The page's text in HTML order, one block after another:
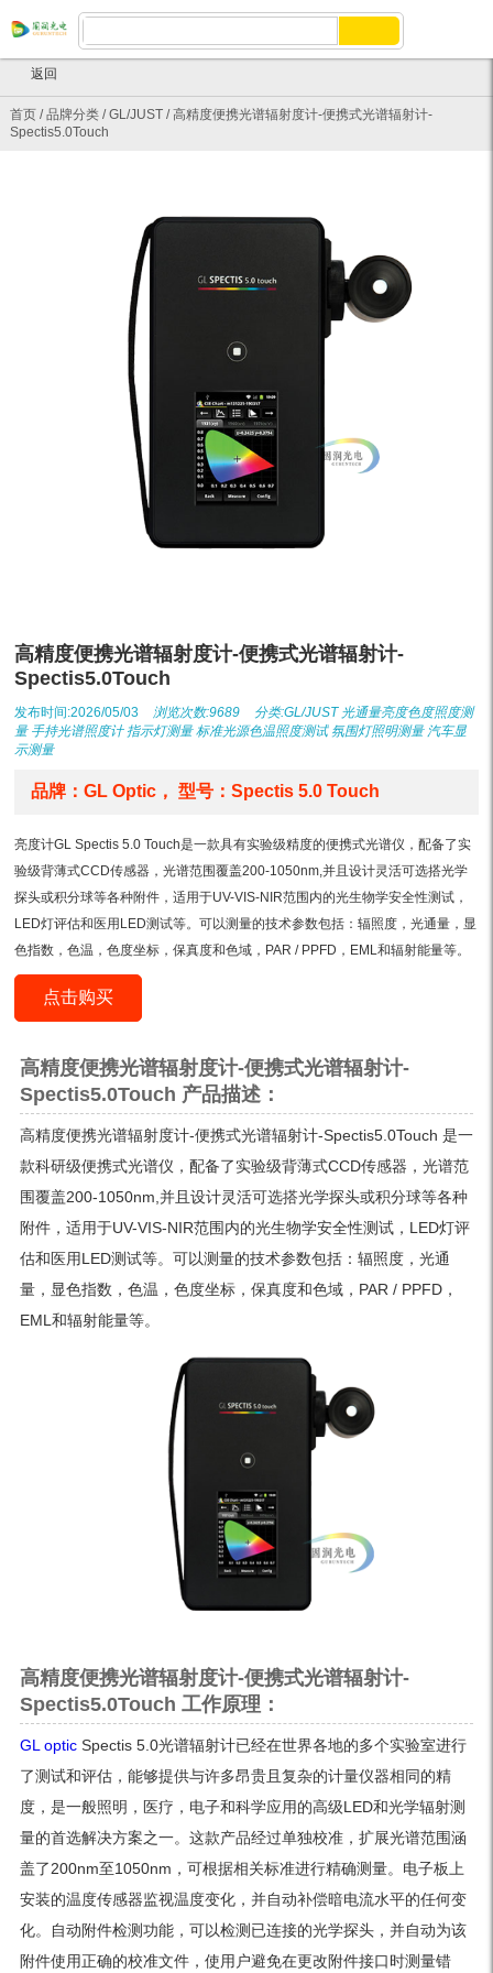
首页/品牌分类/GL/JUST/高精度便携光谱辐射度计-便携式光谱辐射计-
Spectis5.0Touch
返回
高精度便携光谱辐射度计-便携式光谱辐射计-
Spectis5.0Touch
发布时间:2026/05/03 浏览次数:9689 分类:GL/JUST 光通量亮度色度照度测
量 手持光谱照度计 指示灯测量 标准光源色温照度测试 氛围灯照明测量 汽车显
示测量
品牌：GL Optic， 型号：Spectis 5.0 Touch
亮度计GL Spectis 5.0 Touch是一款具有实验级精度的便携式光谱仪，配备了实
验级背薄式CCD传感器，光谱范围覆盖200-1050nm,并且设计灵活可选搭光学
探头或积分球等各种附件，适用于UV-VIS-NIR范围内的光生物学安全性测试，
LED灯评估和医用LED测试等。可以测量的技术参数包括：辐照度，光通量，显
色指数，色温，色度坐标，保真度和色域，PAR / PPFD，EML和辐射能量等。
点击购买
高精度便携光谱辐射度计-便携式光谱辐射计-
Spectis5.0Touch 产品描述：
高精度便携光谱辐射度计-便携式光谱辐射计-Spectis5.0Touch 是一
款科研级便携式光谱仪，配备了实验级背薄式CCD传感器，光谱范
围覆盖200-1050nm,并且设计灵活可选搭光学探头或积分球等各种
附件，适用于UV-VIS-NIR范围内的光生物学安全性测试，LED灯评
估和医用LED测试等。可以测量的技术参数包括：辐照度，光通
量，显色指数，色温，色度坐标，保真度和色域，PAR / PPFD，
EML和辐射能量等。
高精度便携光谱辐射度计-便携式光谱辐射计-
Spectis5.0Touch 工作原理：
GL opticSpectis 5.0光谱辐射计已经在世界各地的多个实验室进行
了测试和评估，能够提供与许多昂贵且复杂的计量仪器相同的精
度，是一般照明，医疗，电子和科学应用的高级LED和光学辐射测
量的首选解决方案之一。这款产品经过单独校准，扩展光谱范围涵
盖了200nm至1050nm，可根据相关标准进行精确测量。电子板上
安装的温度传感器监视温度变化，并自动补偿暗电流水平的任何变
化。自动附件检测功能，可以检测已连接的光学探头，并自动为该
附件使用正确的校准文件，使用户避免在更改附件接口时测量错